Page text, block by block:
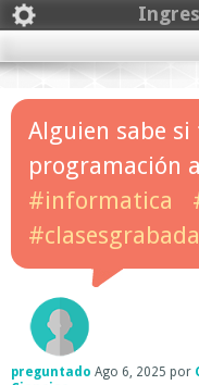
Alguien sabe si
programación
#informatica
preguntado Ago 6, 2025 por